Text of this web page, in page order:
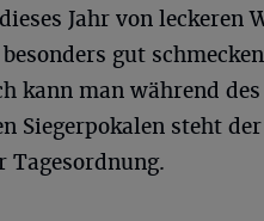
Jahr von leckeren
gut
kann man während
Siegerpokalen steht der